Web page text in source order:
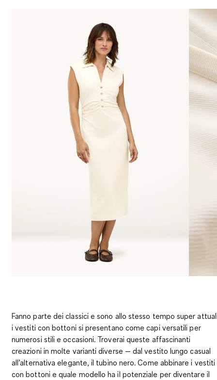
Fanno parte dei classici e sono allo stesso tempo super
i vestiti con bottoni si presentano come capi versatili per
numerosi stili e occasioni. Troverai queste affascinanti
creazioni in molte varianti diverse — dal vestito lungo casual
all’alternativa elegante, il tubino nero. Come abbinare i vestiti
con bottoni e quale modello ha il potenziale per diventare il